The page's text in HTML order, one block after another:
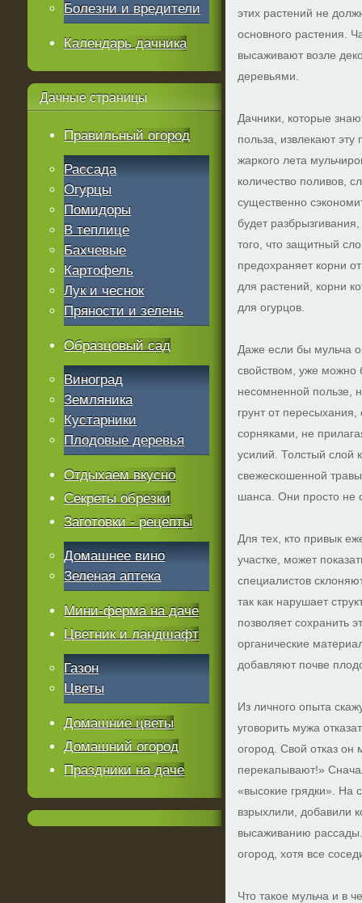
этих растений не
основного растения.
высаживают возле
деревьями.
Дачники, которые
польза, извлекают
жаркого лета
количество поливов,
существенно
будет
того, что защитный
предохраняет корни
для растений, корни
для огурцов.
Даже если бы мульча
свойством, уже можно
несомненной пользе,
грунт от
сорняками, не
усилий. Толстый слой
свежескошенной
шанса. Они просто не
Для тех, кто привык
участке, может
специалистов
так как нарушает
позволяет сохранить
органические
добавляют почве
Из личного опыта
уговорить мужа
огород. Свой отказ он
перекапывают!»
«высокие грядки». На
взрыхлили, добавили
высаживанию
огород, хотя все
Что такое мульча и в
Болезни и вредители
Календарь дачника
Дачные страницы
Правильный огород
Рассада
Огурцы
Помидоры
В теплице
Бахчевые
Картофель
Лук и чеснок
Пряности и зелень
Образцовый сад
Виноград
Земляника
Кустарники
Плодовые деревья
Отдыхаем вкусно
Секреты обрезки
Заготовки - рецепты
Домашнее вино
Зеленая аптека
Мини-ферма на даче
Цветник и ландшафт
Газон
Цветы
Домашние цветы
Домашний огород
Праздники на даче